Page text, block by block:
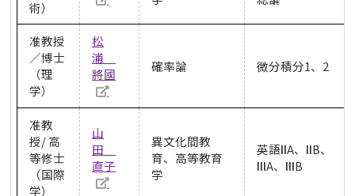
術）
准教授
／博士
（理
学）
松
浦
將國
確率論 微分積分1、2
准教
授/ 高
等修士
（国際
学）
山
田
直子
異文化間教
育、高等教育
学
英語ⅡA、ⅡB、
ⅢA、ⅢB